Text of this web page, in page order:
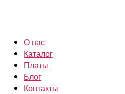
О нас
Каталог
Платы
Блог
Контакты